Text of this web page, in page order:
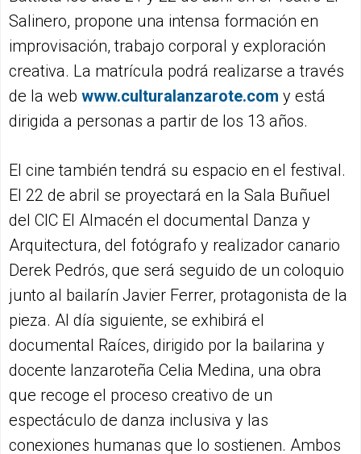
Salinero, propone una intensa formación en
improvisación, trabajo corporal y exploración
creativa. La matrícula podrá realizarse a través
de la web www.culturalanzarote.com y está
dirigida a personas a partir de los 13 años.
El cine también tendrá su espacio en el festival.
El 22 de abril se proyectará en la Sala Buñuel
del CIC El Almacén el documental Danza y
Arquitectura, del fotógrafo y realizador canario
Derek Pedrós, que será seguido de un coloquio
junto al bailarín Javier Ferrer, protagonista de la
pieza. Al día siguiente, se exhibirá el
documental Raíces, dirigido por la bailarina y
docente lanzaroteña Celia Medina, una obra
que recoge el proceso creativo de un
espectáculo de danza inclusiva y las
conexiones humanas que lo sostienen. Ambos